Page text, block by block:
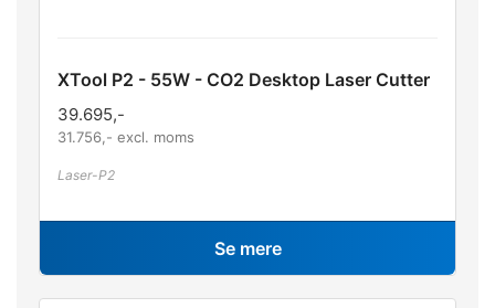
XTool P2 - 55W - CO2 Desktop Laser Cutter
39.695,-
31.756 ,- excl. moms
Laser-P2
Se mere